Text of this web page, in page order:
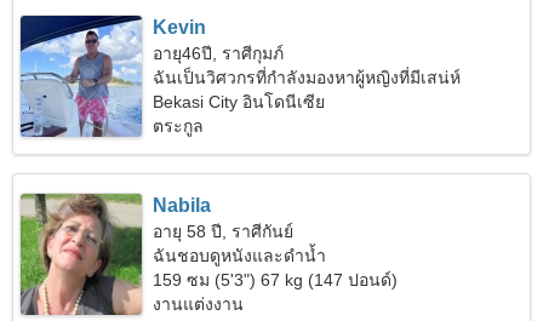
Kevin
อายุ46ปี, ราศีกุมภ์
ฉันเป็นวิศวกรที่กำลังมองหาผู้หญิงที่มีเสน่ห์
Bekasi City อินโดนีเซีย
ตระกูล
Nabila
อายุ 58 ปี, ราศีกันย์
ฉันชอบดูหนังและดำน้ำ
159 ซม (5'3") 67 kg (147 ปอนด์)
งานแต่งงาน